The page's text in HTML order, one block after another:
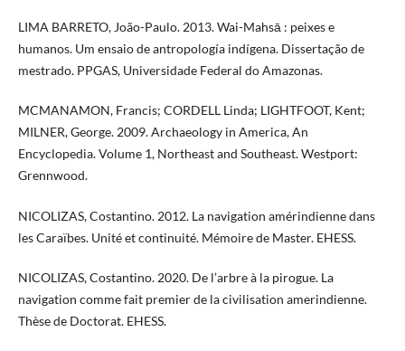
LIMA BARRETO, João-Paulo. 2013. Wai-Mahsā : peixes e
humanos. Um ensaio de antropología indígena. Dissertação de
mestrado. PPGAS, Universidade Federal do Amazonas.
MCMANAMON, Francis; CORDELL Linda; LIGHTFOOT, Kent;
MILNER, George. 2009. Archaeology in America, An
Encyclopedia. Volume 1, Northeast and Southeast. Westport:
Grennwood.
NICOLIZAS, Costantino. 2012. La navigation amérindienne dans
les Caraïbes. Unité et continuité. Mémoire de Master. EHESS.
NICOLIZAS, Costantino. 2020. De l’arbre à la pirogue. La
navigation comme fait premier de la civilisation amerindienne.
Thèse de Doctorat. EHESS.